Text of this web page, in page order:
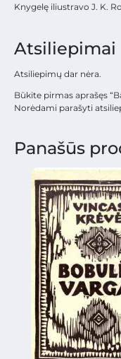
Knygelę iliustravo J. K.
Atsiliepimai
Atsiliepimų dar nėra.
Būkite pirmas aprašęs
Norėdami parašyti
Panašūs